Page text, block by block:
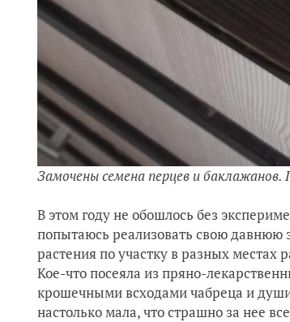
Замочены семена перцев и баклажанов.
В этом году не обошлось без
попытаюсь реализовать свою давнюю
растения по участку в разных местах
Кое-что посеяла из пряно-
крошечными всходами чабреца и
настолько мала, что страшно за нее